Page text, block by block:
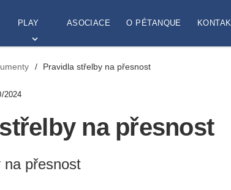
PLAY ASOCIACE O PÉTANQUE
/ Pravidla střelby na přesnost
2024
na přesnost
na přesnost